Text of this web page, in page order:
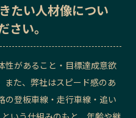
たい人材像につい
さい。
性があること・目標達成意欲
また、弊社はスピード感のあ
の登板車線・走行車線・追い